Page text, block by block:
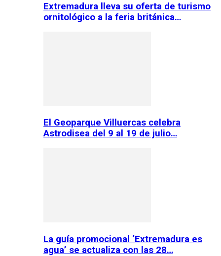
Extremadura lleva su oferta de turismo
ornitológico a la feria británica…
El Geoparque Villuercas celebra
Astrodisea del 9 al 19 de julio…
La guía promocional ‘Extremadura es
agua’ se actualiza con las 28…